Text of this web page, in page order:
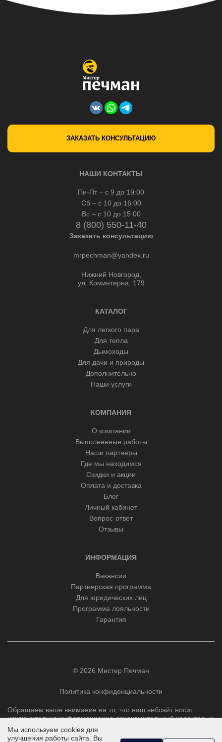
ЗАКАЗАТЬ КОНСУЛЬТАЦИЮ
НАШИ КОНТАКТЫ
Пн-Пт – с 9 до 19:00
Сб – с 10 до 16:00
Вс – с 10 до 15:00
8 (800) 550-11-40
Заказать консультацию
mrpechman@yandex.ru
Нижний Новгород,
ул. Коминтерна, 179
КАТАЛОГ
Для легкого пара
Для тепла
Дымоходы
Для дачи и природы
Дополнительно
Наши услуги
КОМПАНИЯ
О компании
Выполненные работы
Наши партнеры
Где мы находимся
Скидки и акции
Оплата и доставка
Блог
Личный кабинет
Вопрос-ответ
Отзывы
ИНФОРМАЦИЯ
Вакансии
Партнерская программа
Для юридических лиц
Программа лояльности
Гарантия
© 2026 Мистер Печман
Политика конфиденциальности
Обращаем ваше внимание на то, что наш вебсайт носит
исключительно информационно-ознакомительный характер, и
ни при каких условиях не является публичной офертой,
определяемой положениями Статьи 437 Гражданского
Мы используем cookies для
улучшения работы сайта. Вы